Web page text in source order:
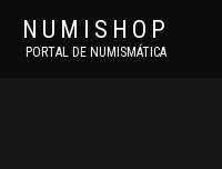
NUMISHOP
PORTAL DE NUMISMÁTICA